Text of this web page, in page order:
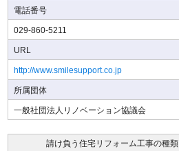
電話番号
029-860-5211
URL
http://www.smilesupport.co.jp
所属団体
一般社団法人リノベーション協議会
請け負う住宅リフォーム工事の種類